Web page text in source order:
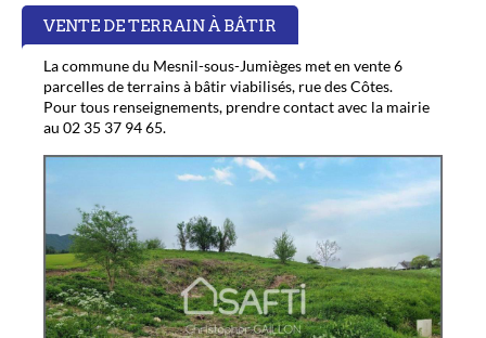
VENTE DE TERRAIN À BÂTIR
La commune du Mesnil-sous-Jumièges met en vente 6
parcelles de terrains à bâtir viabilisés, rue des Côtes.
Pour tous renseignements, prendre contact avec la mairie
au 02 35 37 94 65.